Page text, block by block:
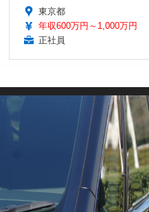
東京都
年収600万円～1,000万円
正社員